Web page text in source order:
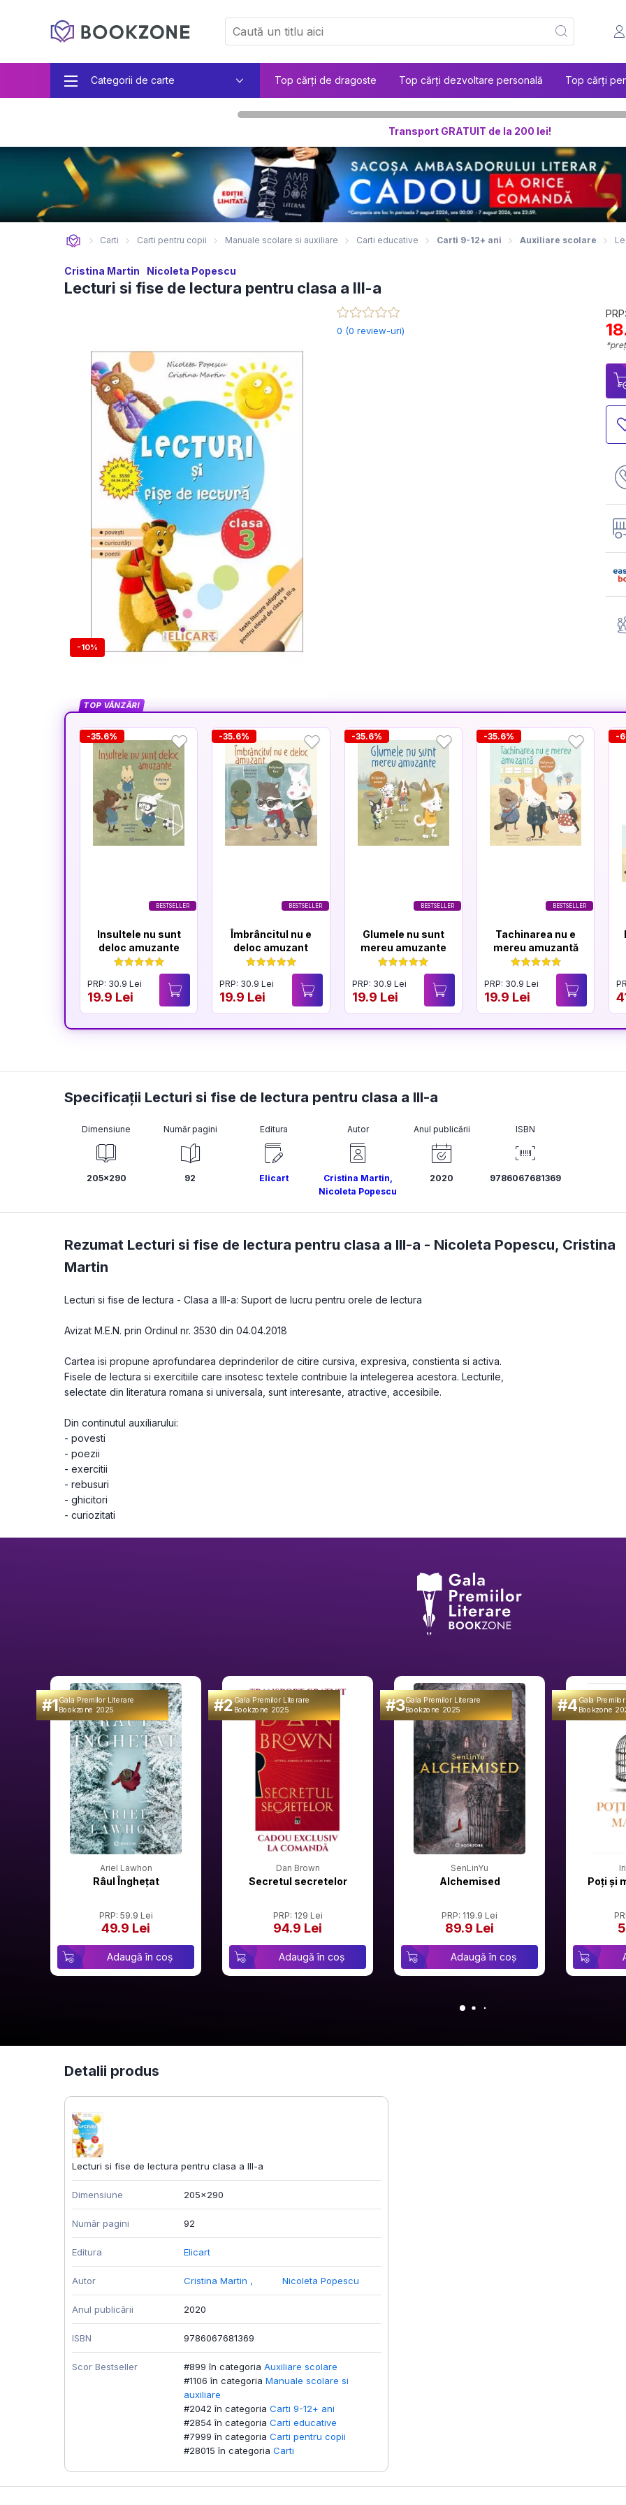
Categorii de carte Top cărți de dragoste Top cărți dezvoltare personală Top cărți
Transport GRATUIT de la 200 lei!
Carti Carti pentru copii Manuale scolare si auxiliare Carti educative Carti 9-12+ ani Auxiliare scolare
Cristina Martin Nicoleta Popescu
Lecturi si fise de lectura pentru clasa a III-a
-10%
0 (0 review-uri)
TOP VÂNZĂRI
BESTSELLER
-35.6%
Insultele nu sunt
deloc amuzante
PRP: 30.9 Lei
19.9 Lei
BESTSELLER
-35.6%
Îmbrâncitul nu e
deloc amuzant
PRP: 30.9 Lei
19.9 Lei
BESTSELLER
-35.6%
Glumele nu sunt
mereu amuzante
PRP: 30.9 Lei
19.9 Lei
BESTSELLER
-35.6%
Tachinarea nu e
mereu amuzantă
PRP: 30.9 Lei
19.9 Lei
-
Specificații Lecturi si fise de lectura pentru clasa a III-a
Dimensiune
205x290
Număr pagini
92
Editura
Elicart
Autor
Cristina Martin,
Nicoleta Popescu
Anul publicării
2020
ISBN
9786067681369
Rezumat Lecturi si fise de lectura pentru clasa a III-a - Nicoleta Popescu, Cristina
Martin
Lecturi si fise de lectura - Clasa a III-a: Suport de lucru pentru orele de lectura
Avizat M.E.N. prin Ordinul nr. 3530 din 04.04.2018
Cartea isi propune aprofundarea deprinderilor de citire cursiva, expre­siva, constienta si activa.
Fisele de lectura si exercitiile care insotesc textele con­tribuie la intelegerea acestora. Lecturile,
selectate din litera­tura romana si universala, sunt interesante, atractive, accesibile.
Din continutul auxiliarului:
- povesti
- poezii
- exercitii
- rebusuri
- ghicitori
- curiozitati
#1Gala Premilor Literare
Bookzone 2025
Ariel Lawhon
Râul Înghețat
PRP: 59.9 Lei
49.9 Lei
Adaugă în coș
#2Gala Premilor Literare
Bookzone 2025
Dan Brown
Secretul secretelor
PRP: 129 Lei
94.9 Lei
Adaugă în coș
#3Gala Premilor Literare
Bookzone 2025
SenLinYu
Alchemised
PRP: 119.9 Lei
89.9 Lei
Adaugă în coș
#4Gala
Bookzone
Poți și
Detalii produs
Lecturi si fise de lectura pentru clasa a III-a
Dimensiune 205x290
Număr pagini 92
Editura Elicart
Autor Cristina Martin , Nicoleta Popescu
Anul publicării 2020
ISBN 9786067681369
Scor Bestseller #899 în categoria Auxiliare scolare
#1106 în categoria Manuale scolare si
auxiliare
#2042 în categoria Carti 9-12+ ani
#2854 în categoria Carti educative
#7999 în categoria Carti pentru copii
#28015 în categoria Carti